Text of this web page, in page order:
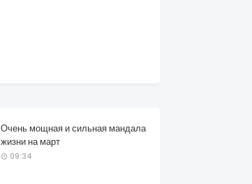
Очень мощная и сильная мандала
жизни на март
09:34